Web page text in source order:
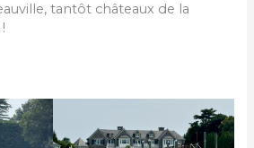
tantôt châteaux de la